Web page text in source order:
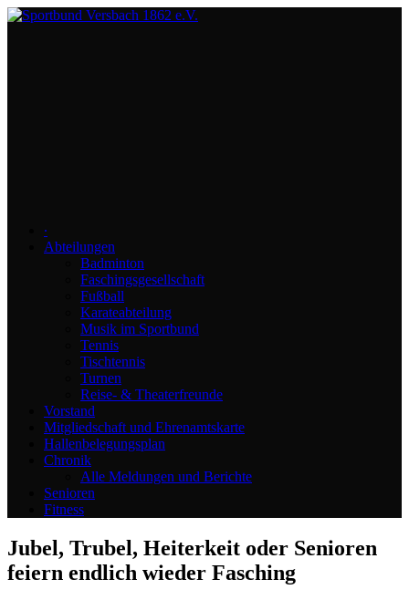
∙
Abteilungen
Badminton
Faschingsgesellschaft
Fußball
Karateabteilung
Musik im Sportbund
Tennis
Tischtennis
Turnen
Reise- & Theaterfreunde
Vorstand
Mitgliedschaft und Ehrenamtskarte
Hallenbelegungsplan
Chronik
Alle Meldungen und Berichte
Senioren
Fitness
Jubel, Trubel, Heiterkeit oder Senioren
feiern endlich wieder Fasching